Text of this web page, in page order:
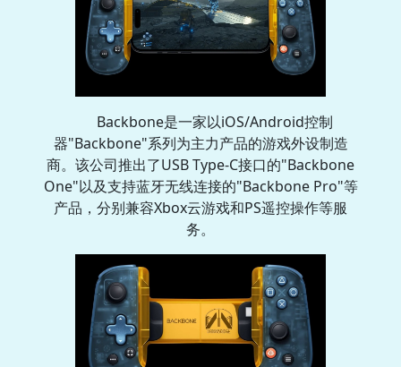
Backbone是一家以iOS/Android控制
器"Backbone"系列为主力产品的游戏外设制造
商。该公司推出了USB Type-C接口的"Backbone
One"以及支持蓝牙无线连接的"Backbone Pro"等
产品，分别兼容Xbox云游戏和PS遥控操作等服
务。